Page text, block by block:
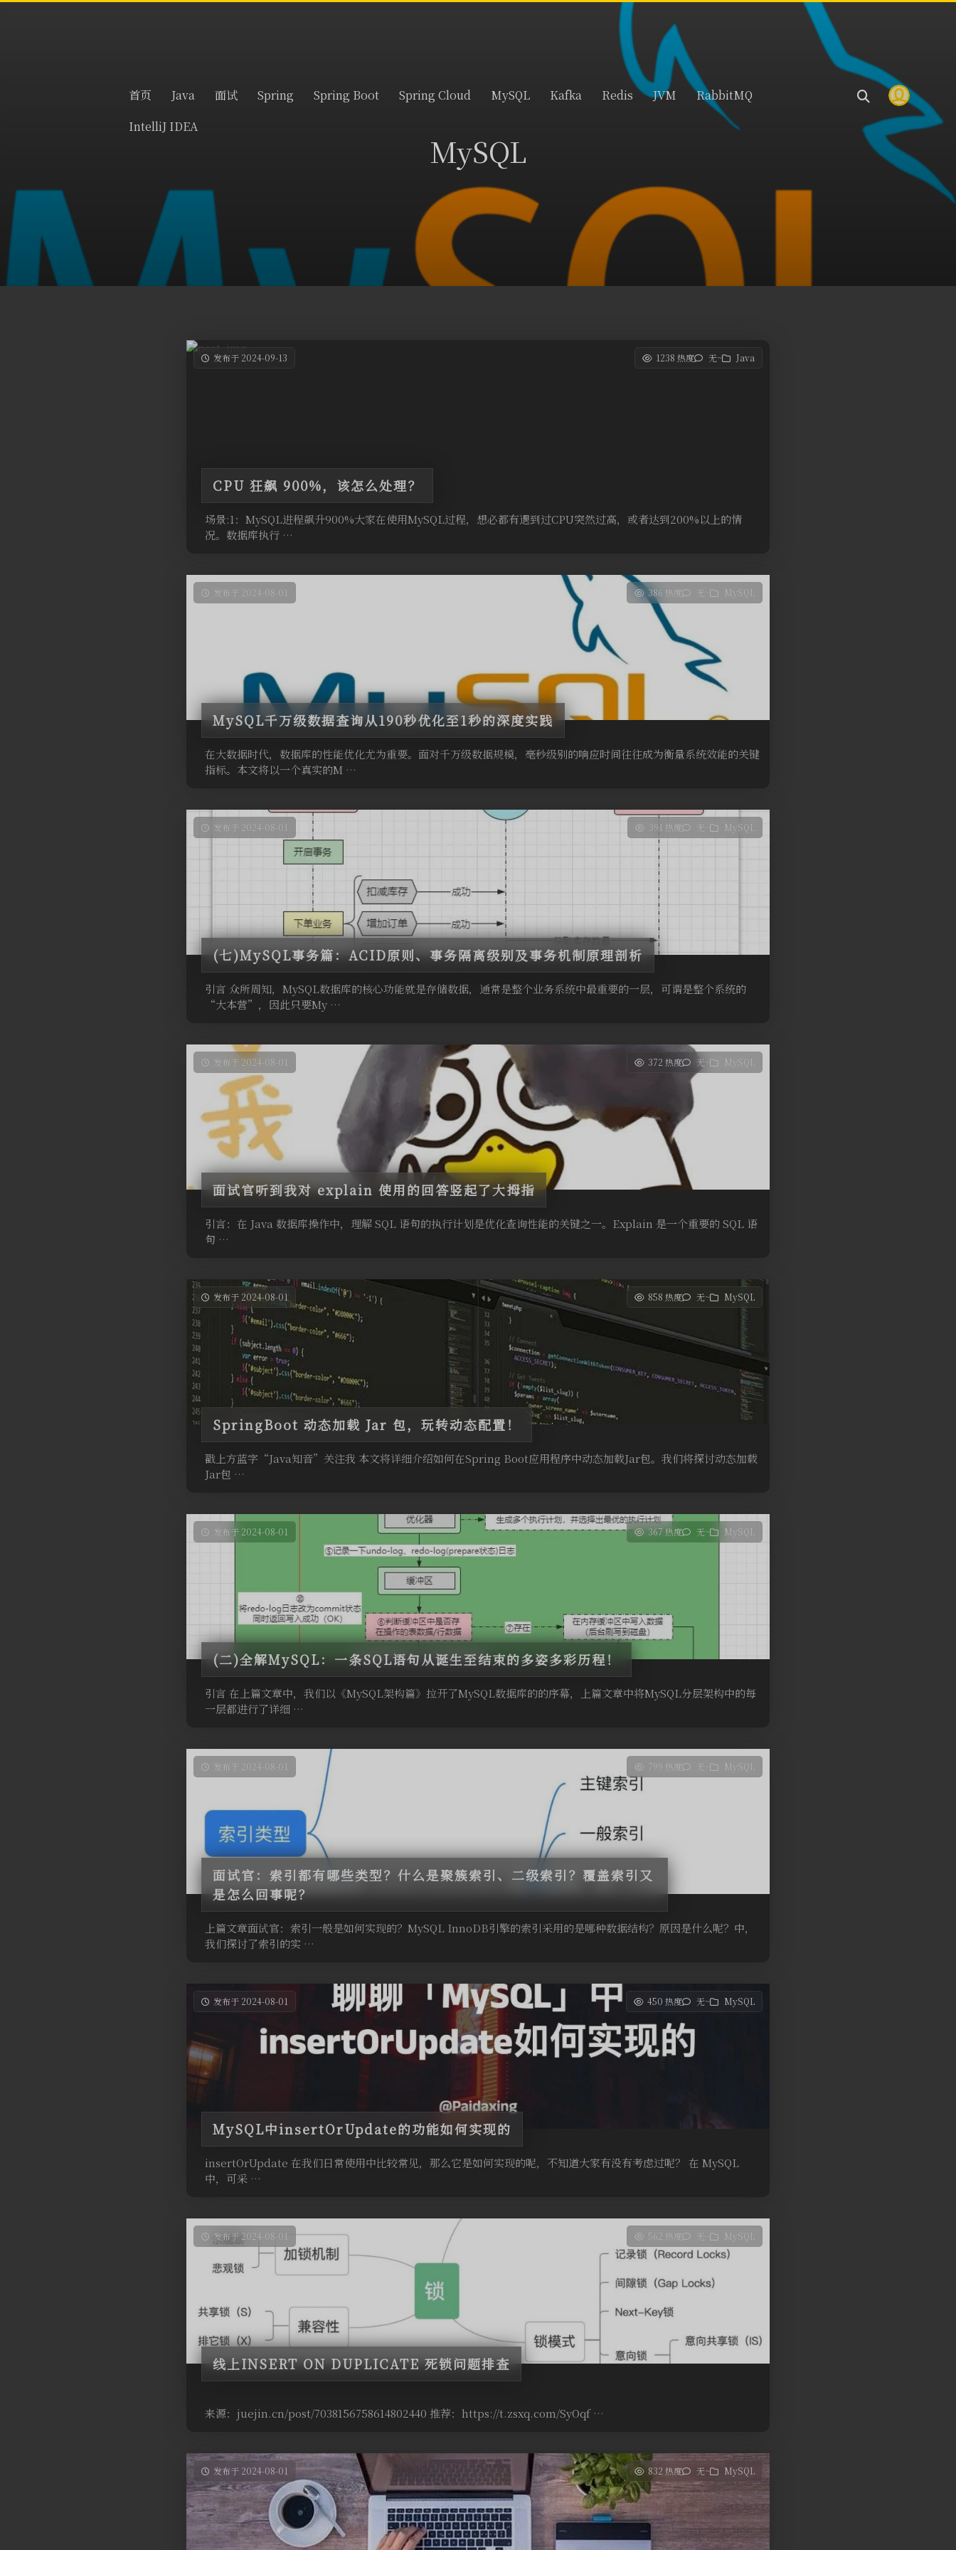
首页 Java 面试 Spring Spring Boot Spring Cloud MySQL Kafka Redis JVM
RabbitMQ
IntelliJ IDEA
MySQL
发布于 2024-09-13 1238 热度 无~ Java
CPU 狂飙 900%，该怎么处理？
场景:1：MySQL进程飙升900%大家在使用MySQL过程，想必都有遇到过CPU突然过高，或者达到200%以上的情
况。数据库执行 …
发布于 2024-08-01 386 热度 无~ MySQL
MySQL千万级数据查询从190秒优化至1秒的深度实践
在大数据时代，数据库的性能优化尤为重要。面对千万级数据规模，毫秒级别的响应时间往往成为衡量系统效能的关键
指标。本文将以一个真实的M …
发布于 2024-08-01 391 热度 无~ MySQL
(七)MySQL事务篇：ACID原则、事务隔离级别及事务机制原理剖析
引言 众所周知，MySQL数据库的核心功能就是存储数据，通常是整个业务系统中最重要的一层，可谓是整个系统的
“大本营”，因此只要My …
发布于 2024-08-01 372 热度 无~ MySQL
面试官听到我对 explain 使用的回答竖起了大拇指
引言：在 Java 数据库操作中，理解 SQL 语句的执行计划是优化查询性能的关键之一。Explain 是一个重要的 SQL 语
句 …
发布于 2024-08-01 858 热度 无~ MySQL
SpringBoot 动态加载 Jar 包，玩转动态配置！
戳上方蓝字“Java知音”关注我 本文将详细介绍如何在Spring Boot应用程序中动态加载Jar包。我们将探讨动态加载
Jar包 …
发布于 2024-08-01 367 热度 无~ MySQL
(二)全解MySQL：一条SQL语句从诞生至结束的多姿多彩历程！
引言 在上篇文章中，我们以《MySQL架构篇》拉开了MySQL数据库的的序幕，上篇文章中将MySQL分层架构中的每
一层都进行了详细 …
发布于 2024-08-01 799 热度 无~ MySQL
面试官：索引都有哪些类型？什么是聚簇索引、二级索引？覆盖索引又
是怎么回事呢？
上篇文章面试官：索引一般是如何实现的？MySQL InnoDB引擎的索引采用的是哪种数据结构？原因是什么呢？中，
我们探讨了索引的实 …
发布于 2024-08-01 450 热度 无~ MySQL
MySQL中insertOrUpdate的功能如何实现的
insertOrUpdate 在我们日常使用中比较常见，那么它是如何实现的呢，不知道大家有没有考虑过呢？ 在 MySQL
中，可采 …
发布于 2024-08-01 562 热度 无~ MySQL
线上INSERT ON DUPLICATE 死锁问题排查
来源：juejin.cn/post/7038156758614802440 推荐：https://t.zsxq.com/SyOqf …
发布于 2024-08-01 832 热度 无~ MySQL